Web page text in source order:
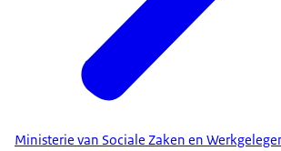
Ministerie van Sociale Zaken en